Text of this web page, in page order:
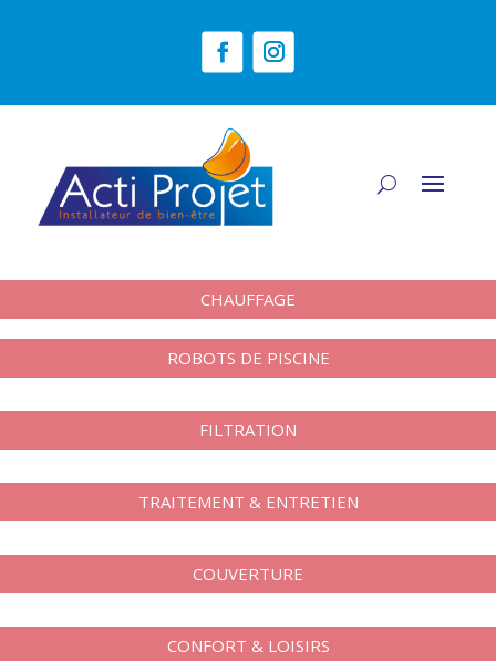
CHAUFFAGE
ROBOTS DE PISCINE
FILTRATION
TRAITEMENT & ENTRETIEN
COUVERTURE
CONFORT & LOISIRS